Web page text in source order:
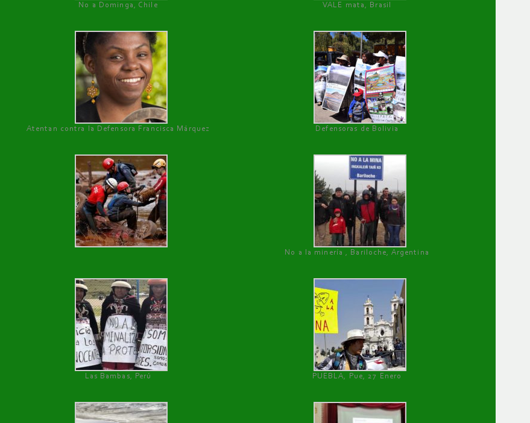
No a Dominga, Chile
VALE mata, Brasil
Atentan contra la Defensora Francisca Márquez Defensoras de Bolivia
No a la minería , Bariloche, Argentina
Las Bambas, Perú PUEBLA, Pue, 27 Enero